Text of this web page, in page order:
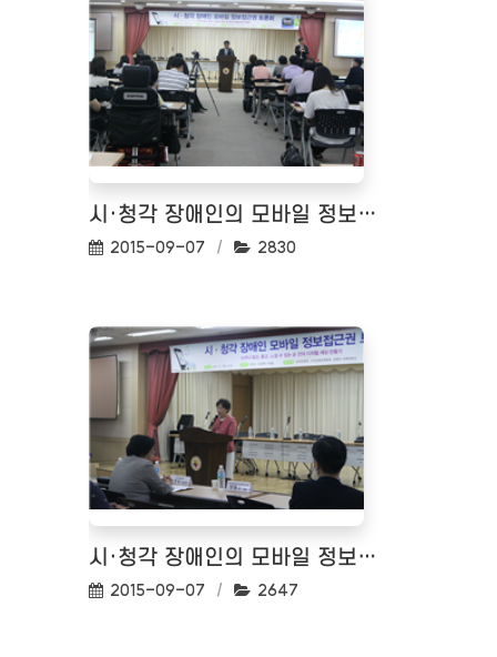
시·청각 장애인의 모바일 정보접근권 토론회
작성일:
2015-09-07 조회수:
2830
시·청각 장애인의 모바일 정보접근권 토론회
작성일:
2015-09-07 조회수:
2647